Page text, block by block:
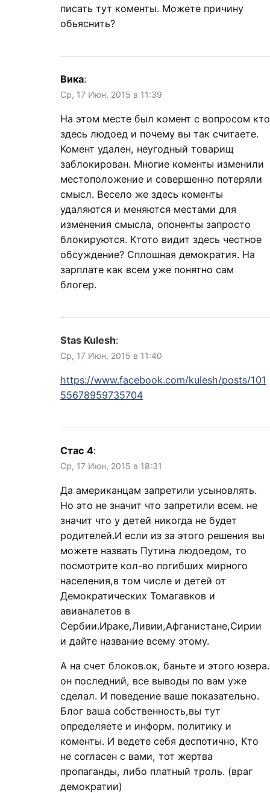
писать тут коменты. Можете причину
обьяснить?
Вика:
Ср, 17 Июн, 2015 в 11:39
На этом месте был комент с вопросом кто
здесь людоед и почему вы так считаете.
Комент удален, неугодный товарищ
заблокирован. Многие коменты изменили
местоположение и совершенно потеряли
смысл. Весело же здесь коменты
удаляются и меняются местами для
изменения смысла, опоненты запросто
блокируются. Ктото видит здесь честное
обсуждение? Сплошная демократия. На
зарплате как всем уже понятно сам
блогер.
Stas Kulesh:
Ср, 17 Июн, 2015 в 11:40
https://www.facebook.com/kulesh/posts/101
55678959735704
Стас 4:
Ср, 17 Июн, 2015 в 18:31
Да американцам запретили усыновлять.
Но это не значит что запретили всем. не
значит что у детей никогда не будет
родителей.И если из за этого решения вы
можете назвать Путина людоедом, то
посмотрите кол-во погибших мирного
населения,в том числе и детей от
Демократических Томагавков и
авианалетов в
Сербии.Ираке,Ливии,Афганистане,Сирии
и дайте название всему этому.
А на счет блоков.ок, баньте и этого юзера.
он последний, все выводы по вам уже
сделал. И поведение ваше показательно.
Блог ваша собственность,вы тут
определяете и информ. политику и
коменты. И ведете себя деспотично, Кто
не согласен с вами, тот жертва
пропаганды, либо платный троль. (враг
демократии)